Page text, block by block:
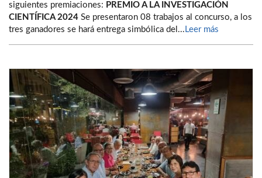
siguientes premiaciones: PREMIO A LA INVESTIGACIÓN
CIENTÍFICA 2024 Se presentaron 08 trabajos al concurso, a los
tres ganadores se hará entrega simbólica del... Leer más